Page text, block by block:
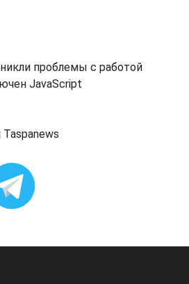
проблемы с работой
JavaScript